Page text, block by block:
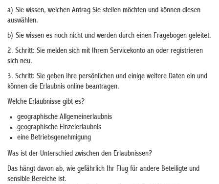
a) Sie wissen, welchen Antrag Sie stellen möchten und können diesen
auswählen.
b) Sie wissen es noch nicht und werden durch einen Fragebogen geleitet.
2. Schritt: Sie melden sich mit Ihrem Servicekonto an oder registrieren
sich neu.
3. Schritt: Sie geben ihre persönlichen und einige weitere Daten ein und
können die Erlaubnis online beantragen.
Welche Erlaubnisse gibt es?
geographische Allgemeinerlaubnis
geographische Einzelerlaubnis
eine Betriebsgenehmigung
Was ist der Unterschied zwischen den Erlaubnissen?
Das hängt davon ab, wie gefährlich Ihr Flug für andere Beteiligte und
sensible Bereiche ist.